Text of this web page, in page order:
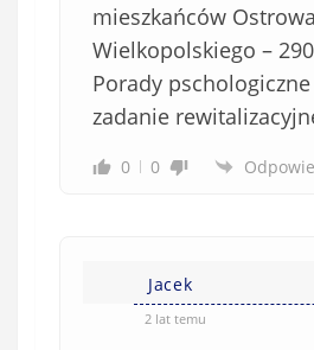
mieszkańców Ostrowa
Wielkopolskiego –
Porady
zadanie
0 0
Jacek
2 lat temu